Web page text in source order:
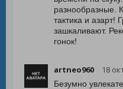
разнообразные.
тактика и азарт!
зашкаливают.
гонок!
artneo960 18
Безумно